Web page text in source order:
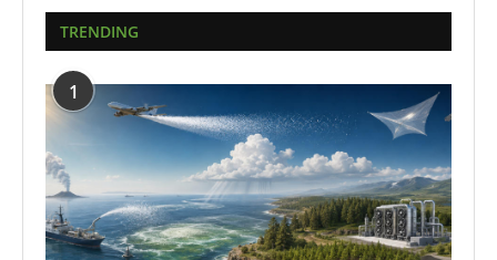
TRENDING
1